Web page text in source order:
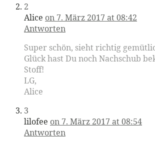
2
Alice on 7. März 2017 at 08:42
Antworten
Super schön, sieht richtig
Glück hast Du noch Nachschub
Stoff!
LG,
Alice
3
lilofee on 7. März 2017 at 08:54
Antworten